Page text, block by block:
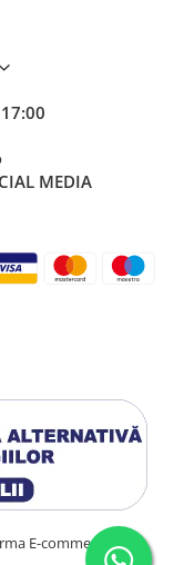
MEDIA
E-commerce by